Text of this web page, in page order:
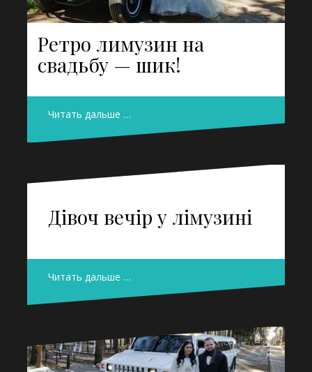
Ретро лимузин на
свадьбу — шик!
Читать дальше …
Дівоч вечір у лімузині
Читать дальше …